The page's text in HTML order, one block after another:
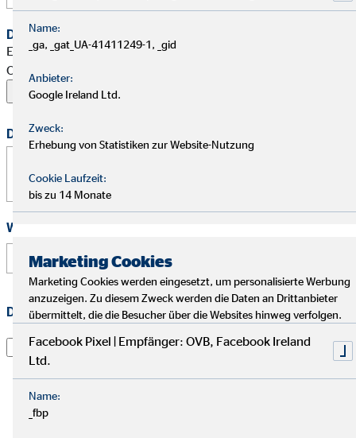
Dein Begleitschreiben
Erlaubte Formate: PDF, Word, ZIP, OpenOffice,
OpenDocument, JPG, PNG, BMP | Maximal 20 MB
Deine Nachricht
Wie hast Du von uns erfahren?
Datenschutz*
Ich habe die Datenschutzerklärunggelesen und willige
darin ein, dass die OVB Vermögensberatung AG die von
mir übermittelten Informationen und Kontaktdaten
dazu verwendet werden, um mit mir anlässlich meiner
Online-Bewerbung in Verbindung zu treten, hierüber zu
Name:
_ga, _gat_UA-41411249-1, _gid
Anbieter:
Google Ireland Ltd.
Zweck:
Erhebung von Statistiken zur Website-Nutzung
Cookie Laufzeit:
bis zu 14 Monate
Marketing Cookies
Marketing Cookies werden eingesetzt, um personalisierte Werbung
anzuzeigen. Zu diesem Zweck werden die Daten an Drittanbieter
übermittelt, die die Besucher über die Websites hinweg verfolgen.
Facebook Pixel | Empfänger: OVB, Facebook Ireland
Ltd.
Name:
_fbp